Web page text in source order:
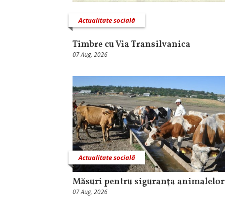
Actualitate socială
Timbre cu Via Transilvanica
07 Aug, 2026
Actualitate socială
Măsuri pentru siguranţa animalelor
07 Aug, 2026